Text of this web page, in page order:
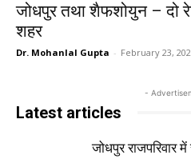
जोधपुर तथा शैफशोयुन – दो
शहर
Dr. Mohanlal Gupta - February 23,
-
Latest articles
जोधपुर राजपरिवार